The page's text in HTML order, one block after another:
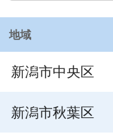
地域
新潟市中央区
新潟市秋葉区